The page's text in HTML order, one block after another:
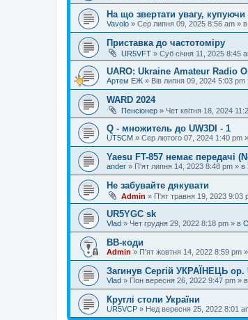
На що звертати увагу,
Vavolo » Сер липня 09, 2025 8:56 am » в
Приставка до частотоміру
UR5VFT » Суб січня 11, 2025 8:45
UARO: Ukraine Аmateur Radio
Артем ЕЖ » Вів липня 09, 2024 5:03 pm
WARD 2024
Пенсіонер » Чет квітня 18, 2024
Q - множитель до UW3DI - 1
UT5CM » Сер лютого 07, 2024 1:40 pm
Yaesu FT-857 немає передачі
ander » П'ят липня 14, 2023 8:48 pm » в
Не забувайте дякувати
Admin » П'ят травня 19, 2023 9:03
UR5YGC sk
Vlad » Чет грудня 29, 2022 8:18 pm » в
BB-коди
Admin » П'ят жовтня 14, 2022 8:59 pm
Загинув Сергій УКРАЇНЕЦЬ op.
Vlad » Пон вересня 26, 2022 9:47 pm » в
Круглі столи України
UR5VCP » Нед вересня 25, 2022 8:01